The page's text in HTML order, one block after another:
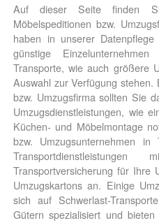
Auf dieser Seite finden
Möbelspeditionen bzw.
haben in unserer
günstige
Transporte, wie auch größere
Auswahl zur Verfügung
bzw. Umzugsfirma sollten Sie
Umzugsdienstleistungen, wie
Küchen- und Möbelmontage
bzw. Umzugsunternehmen
Transportversicherung für Ihre
Umzugskartons an. Einige
sich auf Schwerlast-
Gütern spezialisiert und